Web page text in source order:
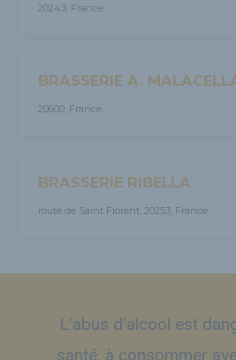
20243, France
BRASSERIE A.
20600, France
BRASSERIE RIBELLA
route de Saint Florent, 20253, France
L’abus d’alcool est
santé, à consommer